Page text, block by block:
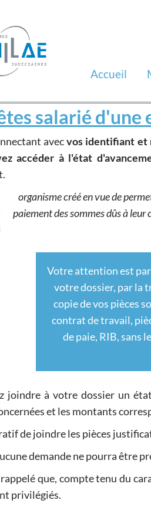
Accueil
salarié
avecvos identifiant et
accéder à l'état
organisme créé en vue de
paiement des sommes dûs à
Votre attention est
votre dossier, par la
copie de vos pièces
contrat de travail,
de paie, RIB, sans
joindre à votre dossier un
et les montants
de joindre les pièces
demande ne pourra être
que, compte tenu du
privilégiés.